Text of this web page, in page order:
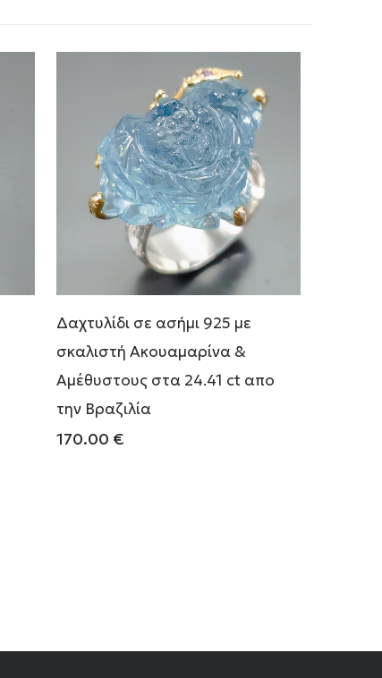
Δαχτυλίδι σε ασήμι 925 με
σκαλιστή Ακουαμαρίνα &
Αμέθυστους στα 24.41 ct απο
την Βραζιλία
170.00 €